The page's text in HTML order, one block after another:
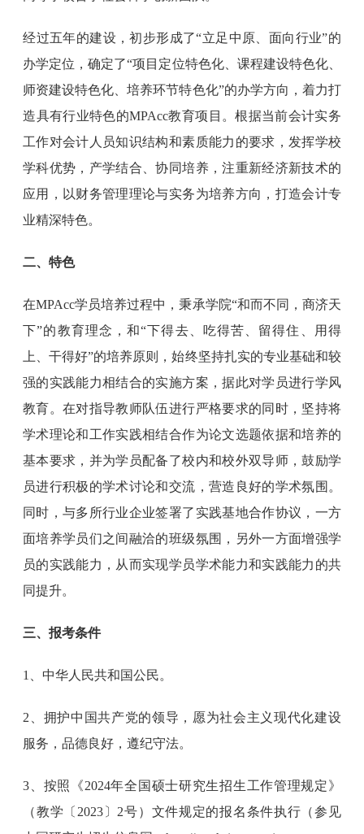
经过五年的建设，初步形成了“立足中原、面向行业”的
办学定位，确定了“项目定位特色化、课程建设特色化、
师资建设特色化、培养环节特色化”的办学方向，着力打
造具有行业特色的MPAcc教育项目。根据当前会计实务
工作对会计人员知识结构和素质能力的要求，发挥学校
学科优势，产学结合、协同培养，注重新经济新技术的
应用，以财务管理理论与实务为培养方向，打造会计专
业精深特色。
二、特色
在MPAcc学员培养过程中，秉承学院“和而不同，商济天
下”的教育理念，和“下得去、吃得苦、留得住、用得
上、干得好”的培养原则，始终坚持扎实的专业基础和较
强的实践能力相结合的实施方案，据此对学员进行学风
教育。在对指导教师队伍进行严格要求的同时，坚持将
学术理论和工作实践相结合作为论文选题依据和培养的
基本要求，并为学员配备了校内和校外双导师，鼓励学
员进行积极的学术讨论和交流，营造良好的学术氛围。
同时，与多所行业企业签署了实践基地合作协议，一方
面培养学员们之间融洽的班级氛围，另外一方面增强学
员的实践能力，从而实现学员学术能力和实践能力的共
同提升。
三、报考条件
1、中华人民共和国公民。
2、拥护中国共产党的领导，愿为社会主义现代化建设
服务，品德良好，遵纪守法。
3、按照《2024年全国硕士研究生招生工作管理规定》
（教学〔2023〕2号）文件规定的报名条件执行（参见